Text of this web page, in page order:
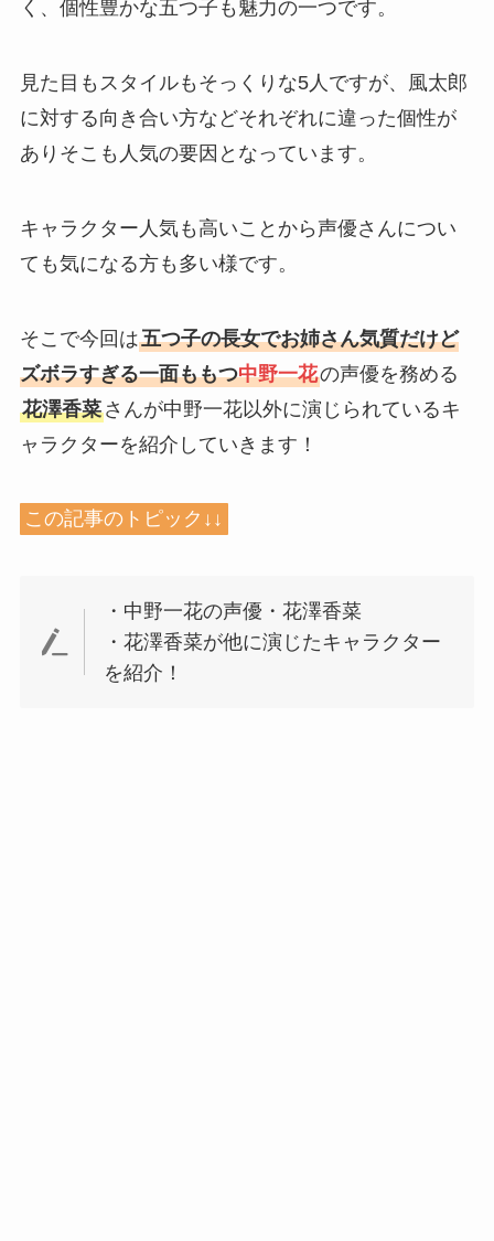
く、個性豊かな五つ子も魅力の一つです。
見た目もスタイルもそっくりな5人ですが、風太郎
に対する向き合い方などそれぞれに違った個性が
ありそこも人気の要因となっています。
キャラクター人気も高いことから声優さんについ
ても気になる方も多い様です。
そこで今回は五つ子の長女でお姉さん気質だけど
ズボラすぎる一面ももつ中野一花の声優を務める
花澤香菜さんが中野一花以外に演じられているキ
ャラクターを紹介していきます！
この記事のトピック↓↓
・中野一花の声優・花澤香菜
・花澤香菜が他に演じたキャラクター
を紹介！